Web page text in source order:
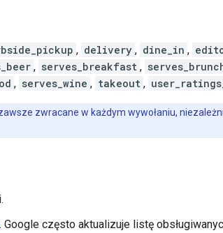
, delivery , dine_in ,
, serves_breakfast ,
, serves_wine , takeout ,
zwracane w każdym wywołaniu,
. Google często aktualizuje listę